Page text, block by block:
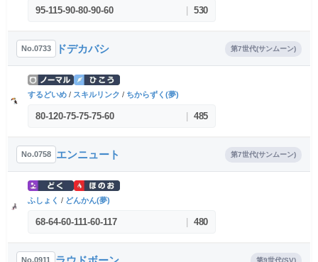
95-115-90-80-90-60 530
No.0733 ドデカバシ 第7世代(サンムーン)
するどいめ / スキルリンク / ちからずく(夢)
80-120-75-75-75-60 485
No.0758 エンニュート 第7世代(サンムーン)
ふしょく / どんかん(夢)
68-64-60-111-60-117 480
No.0911 第9世代(SV)